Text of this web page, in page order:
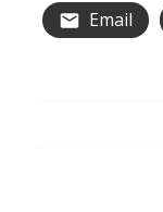
Email